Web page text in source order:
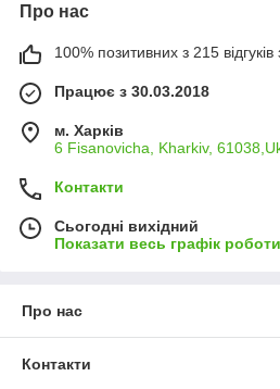
Про нас
100% позитивних з 215 відгуків
Працює з 30.03.2018
м. Харків
6 Fisanovicha, Kharkiv,
Контакти
Сьогодні вихідний
Показати весь графік роботи
Про нас
Контакти